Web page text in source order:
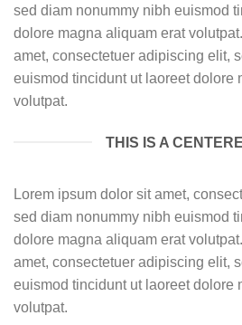
sed diam nonummy nibh euismod
dolore magna aliquam erat
amet, consectetuer adipiscing elit,
euismod tincidunt ut laoreet dolore
volutpat.
THIS IS A
Lorem ipsum dolor sit amet,
sed diam nonummy nibh euismod
dolore magna aliquam erat
amet, consectetuer adipiscing elit,
euismod tincidunt ut laoreet dolore
volutpat.